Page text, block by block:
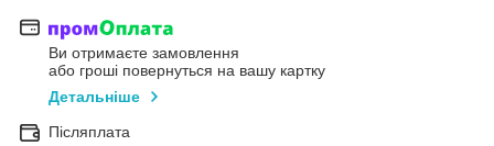
Ви отримаєте замовлення
або гроші повернуться на вашу картку
Детальніше
Післяплата